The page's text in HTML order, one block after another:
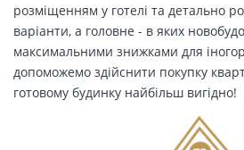
розміщенням у готелі та детально
варіанти, а головне - в яких
максимальними знижками для
допоможемо здійснити покупку
готовому будинку найбільш вигідно!